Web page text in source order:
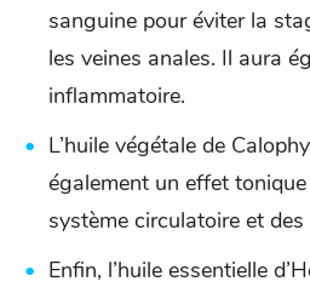
sanguine pour éviter la
les veines anales. Il aura
inflammatoire.
L’huile végétale de
également un effet
système circulatoire et des
Enfin, l’huile essentielle